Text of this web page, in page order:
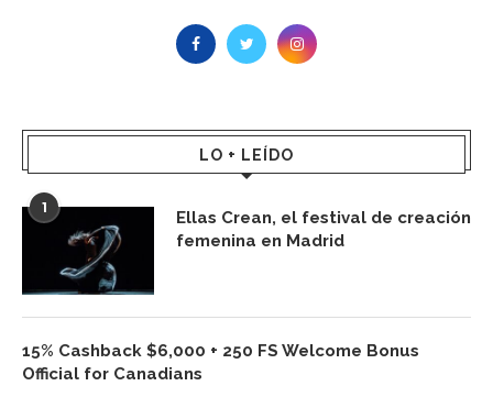
LO + LEÍDO
1
Ellas Crean, el festival de creación
femenina en Madrid
15% Cashback $6,000 + 250 FS Welcome Bonus
Official for Canadians